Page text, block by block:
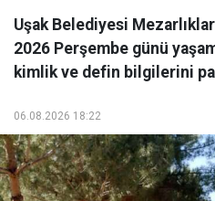
Uşak Belediyesi
2026 Perşembe günü
kimlik ve defin bilgilerini
06.08.2026 18:22